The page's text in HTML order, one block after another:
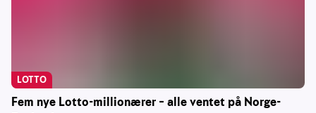
Fem nye Lotto-millionærer – alle ventet på Norge-
LOTTO